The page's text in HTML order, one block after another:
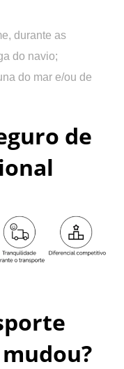
durante as
do navio;
do mar e/ou de
de